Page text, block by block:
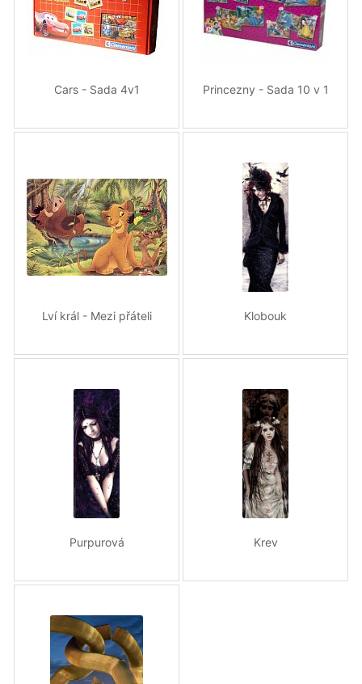
Cars - Sada 4v1 Princezny - Sada 10 v 1
Lví král - Mezi přáteli Klobouk
Purpurová Krev